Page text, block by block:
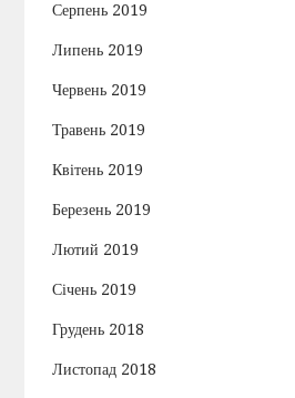
Серпень 2019
Липень 2019
Червень 2019
Травень 2019
Квітень 2019
Березень 2019
Лютий 2019
Січень 2019
Грудень 2018
Листопад 2018